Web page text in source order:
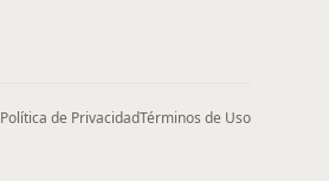
Política de PrivacidadTérminos de Uso